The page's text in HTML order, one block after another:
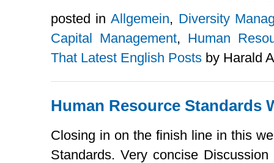
posted in Allgemein, Diversity
Capital Management, Human
That Latest English Postsby Harald
Human Resource Standards
Closing in on the finish line in this
Standards. Very concise